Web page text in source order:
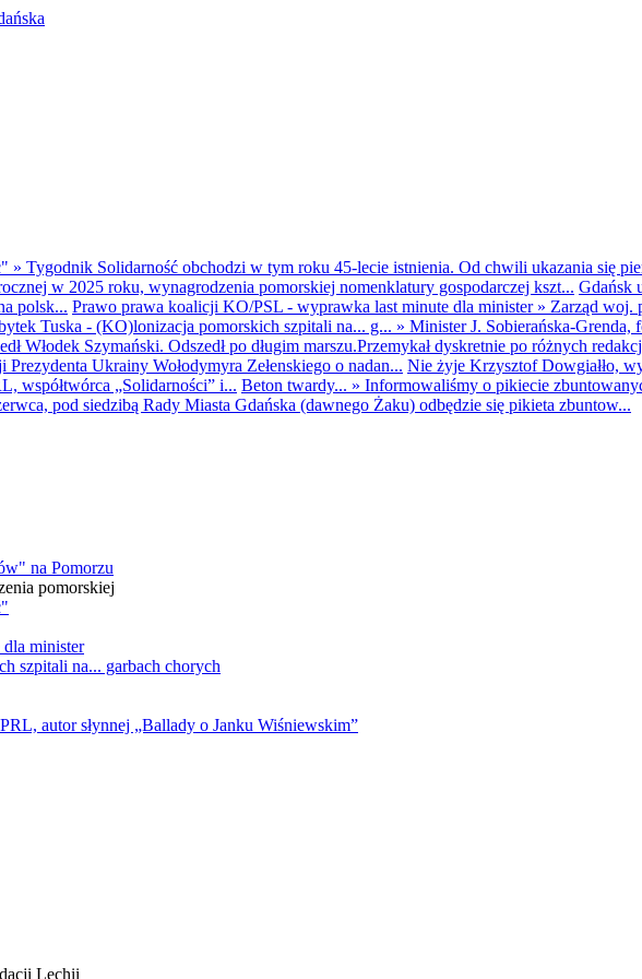
» Tygodnik Solidarność obchodzi w tym roku 45-lecie istnienia. Od chwili ukazania się
w 2025 roku, wynagrodzenia pomorskiej nomenklatury gospodarczej kszt... Gdańsk
polsk... Prawo prawa koalicji KO/PSL - wyprawka last minute dla minister» Zarząd woj.
Tuska - (KO)lonizacja pomorskich szpitali na... g... » Minister J. Sobierańska-
Włodek Szymański. Odszedł po długim marszu.Przemykał dyskretnie po różnych
Ukrainy Wołodymyra Zełenskiego o nadan... Nie żyje Krzysztof Dowgiałło,
współtwórca „Solidarności” i... Beton twardy... » Informowaliśmy o pikiecie
pod siedzibą Rady Miasta Gdańska (dawnego Żaku) odbędzie się pikieta zbuntow...
na Pomorzu
pomorskiej
minister
szpitali na... garbach chorych
autor słynnej „Ballady o Janku Wiśniewskim”
Lechii